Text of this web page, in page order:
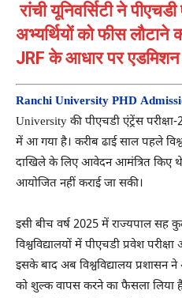
रांची यूनिवर्सिटी ने
अभ्यर्थियों को फीस लौटाने
JRF के आधार पर एडमिशन
Ranchi University PHD
University की पीएचडी एंट्रेंस
में आ गया है। करीब ढाई साल पहले
दाखिले के लिए आवेदन आमंत्रित किए
आयोजित नहीं कराई जा सकी।
इसी बीच वर्ष 2025 में राज्यपाल सह
विश्वविद्यालयों में पीएचडी प्रवेश
इसके बाद अब विश्वविद्यालय प्रशासन
को शुल्क वापस करने का फैसला लिया